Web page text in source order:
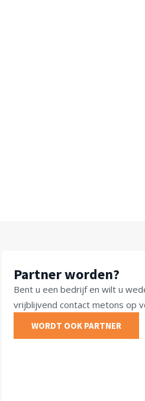
Partner worden?
Bent u een bedrijf en wilt u
vrijblijvend contact metons op
WORDT OOK PARTNER